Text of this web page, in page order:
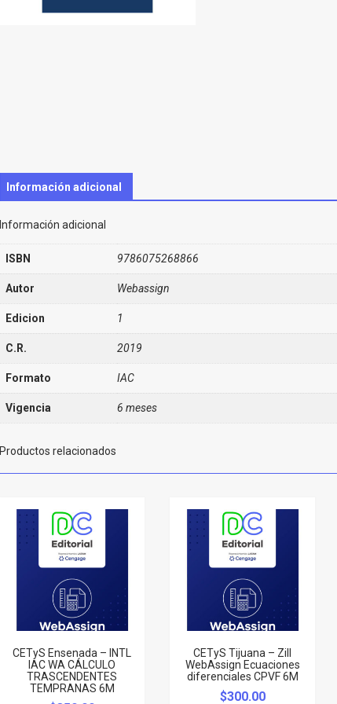
Información adicional
Información adicional
ISBN 9786075268866
Autor Webassign
Edicion 1
C.R. 2019
Formato IAC
Vigencia 6 meses
Productos relacionados
CETyS Ensenada – INTL
IAC WA CÁLCULO
TRASCENDENTES
TEMPRANAS 6M
CETyS Tijuana – Zill
WebAssign Ecuaciones
diferenciales CPVF 6M
$300.00